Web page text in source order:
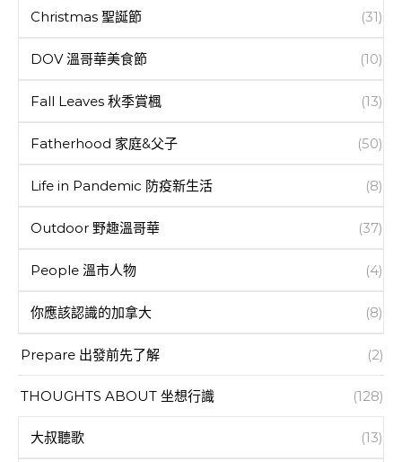
Christmas 聖誕節 (31)
DOV 溫哥華美食節 (10)
Fall Leaves 秋季賞楓 (13)
Fatherhood 家庭&父子 (50)
Life in Pandemic 防疫新生活 (8)
Outdoor 野趣溫哥華 (37)
People 溫市人物 (4)
你應該認識的加拿大 (8)
Prepare 出發前先了解 (2)
THOUGHTS ABOUT 坐想行識 (128)
大叔聽歌 (13)